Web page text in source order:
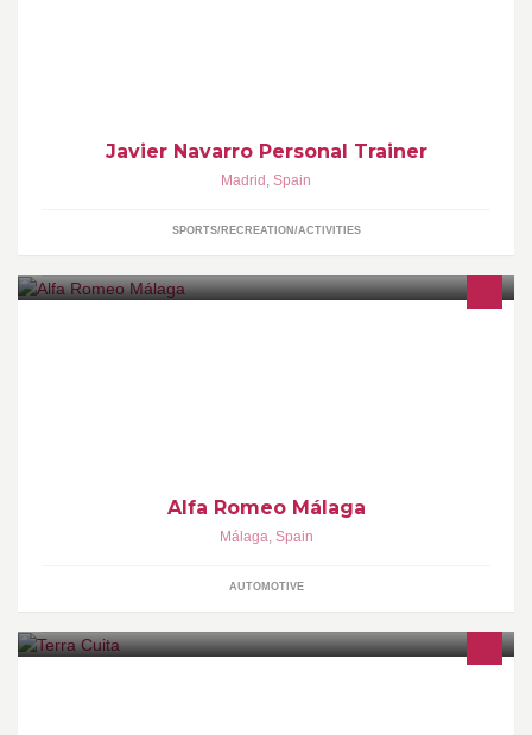
Javier Navarro Personal Trainer
Madrid , Spain
SPORTS/RECREATION/ACTIVITIES
Alfa Romeo Málaga
Málaga, Spain
AUTOMOTIVE